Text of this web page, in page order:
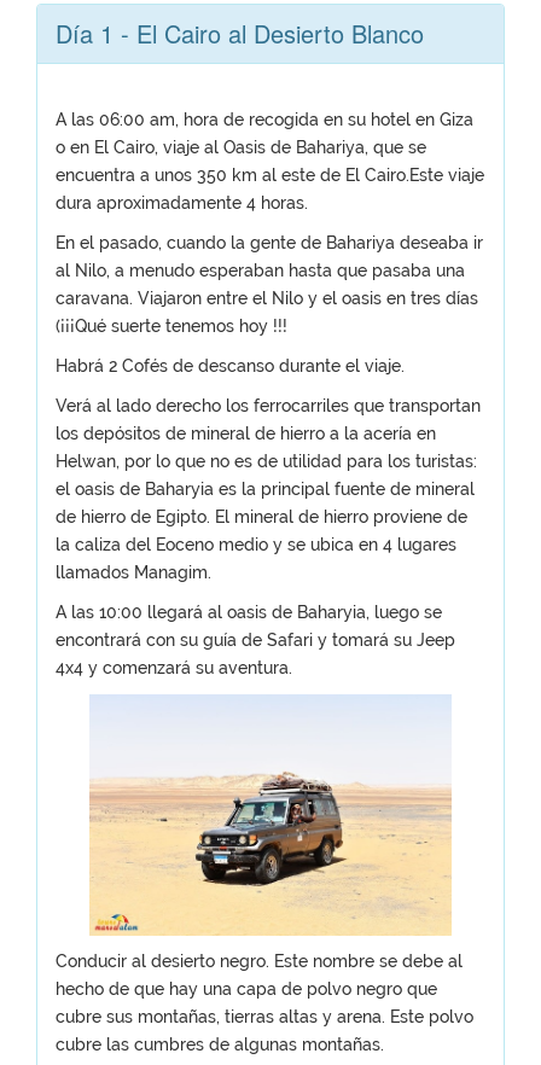
Día 1 - El Cairo al Desierto Blanco
A las 06:00 am, hora de recogida en su hotel en Giza
o en El Cairo, viaje al Oasis de Bahariya, que se
encuentra a unos 350 km al este de El Cairo.Este viaje
dura aproximadamente 4 horas.
En el pasado, cuando la gente de Bahariya deseaba ir
al Nilo, a menudo esperaban hasta que pasaba una
caravana. Viajaron entre el Nilo y el oasis en tres días
(¡¡¡Qué suerte tenemos hoy !!!
Habrá 2 Cofés de descanso durante el viaje.
Verá al lado derecho los ferrocarriles que transportan
los depósitos de mineral de hierro a la acería en
Helwan, por lo que no es de utilidad para los turistas:
el oasis de Baharyia es la principal fuente de mineral
de hierro de Egipto. El mineral de hierro proviene de
la caliza del Eoceno medio y se ubica en 4 lugares
llamados Managim.
A las 10:00 llegará al oasis de Baharyia, luego se
encontrará con su guía de Safari y tomará su Jeep
4x4 y comenzará su aventura.
Conducir al desierto negro. Este nombre se debe al
hecho de que hay una capa de polvo negro que
cubre sus montañas, tierras altas y arena. Este polvo
cubre las cumbres de algunas montañas.